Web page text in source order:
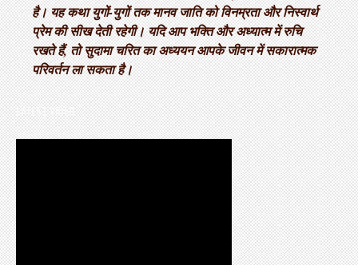
है। यह कथा युगों-युगों तक मानव जाति को विनम्रता और निस्वार्थ
प्रेम की सीख देती रहेगी। यदि आप भक्ति और अध्यात्म में रुचि
रखते हैं, तो सुदामा चरित का अध्ययन आपके जीवन में सकारात्मक
परिवर्तन ला सकता है।
LATEST VIDEO